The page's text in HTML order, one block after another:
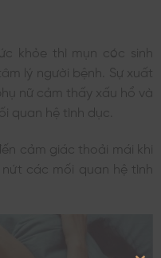
khỏe thì mụn cóc sinh
lý người bệnh. Sự xuất
nữ cảm thấy xấu hổ và
quan hệ tình dục.
cảm giác thoải mái khi
các mối quan hệ tình